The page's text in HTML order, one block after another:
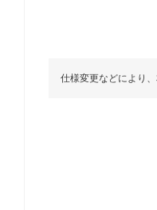
仕様変更などにより